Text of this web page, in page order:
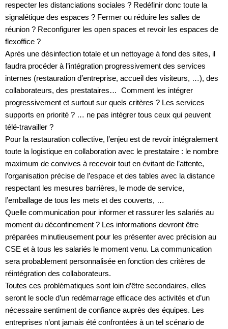
respecter les distanciations sociales ? Redéfinir donc toute la
signalétique des espaces ? Fermer ou réduire les salles de
réunion ? Reconfigurer les open spaces et revoir les espaces de
flexoffice ?
Après une désinfection totale et un nettoyage à fond des sites, il
faudra procéder à l’intégration progressivement des services
internes (restauration d’entreprise, accueil des visiteurs, …), des
collaborateurs, des prestataires… Comment les intégrer
progressivement et surtout sur quels critères ? Les services
supports en priorité ? … ne pas intégrer tous ceux qui peuvent
télé-travailler ?
Pour la restauration collective, l’enjeu est de revoir intégralement
toute la logistique en collaboration avec le prestataire : le nombre
maximum de convives à recevoir tout en évitant de l’attente,
l’organisation précise de l’espace et des tables avec la distance
respectant les mesures barrières, le mode de service,
l’emballage de tous les mets et des couverts, …
Quelle communication pour informer et rassurer les salariés au
moment du déconfinement ? Les informations devront être
préparées minutieusement pour les présenter avec précision au
CSE et à tous les salariés le moment venu. La communication
sera probablement personnalisée en fonction des critères de
réintégration des collaborateurs.
Toutes ces problématiques sont loin d’être secondaires, elles
seront le socle d’un redémarrage efficace des activités et d’un
nécessaire sentiment de confiance auprès des équipes. Les
entreprises n’ont jamais été confrontées à un tel scénario de